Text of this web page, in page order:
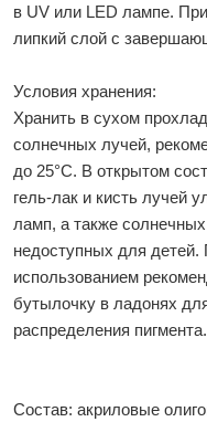
в UV или LED лампе.
липкий слой с
Условия хранения:
Хранить в сухом
солнечных лучей,
до 25°С. В открытом
гель-лак и кисть лучей
ламп, а также
недоступных для
использованием
бутылочку в ладонях
распределения пигмента.
Состав: акриловые